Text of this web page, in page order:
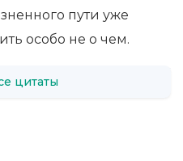
пути уже
особо не о чем.
цитаты